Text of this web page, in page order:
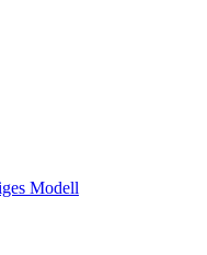
Modell